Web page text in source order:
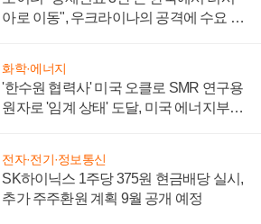
아로 이동", 우크라이나의 공격에 수요 늘
화학·에너지
'한수원 협력사' 미국 오클로 SMR 연구용
원자로 '임계 상태' 도달, 미국 에너지부
전자·전기·정보통신
SK하이닉스 1주당 375원 현금배당 실시,
추가 주주환원 계획 9월 공개 예정